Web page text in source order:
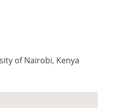
of Nairobi, Kenya